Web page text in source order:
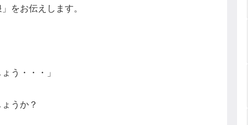
をお伝えします。
う・・・」
うか？